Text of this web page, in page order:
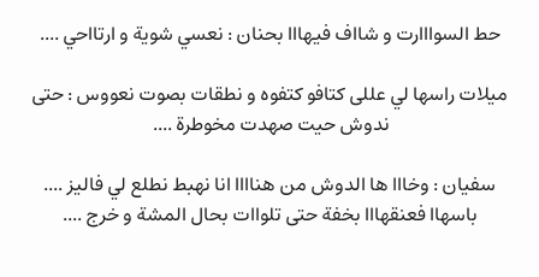
حط السوااارت و شااف فيهااا بحنان : نعسي شوية و ارتااحي ....
ميلات راسها لي عللى كتافو كتفوه و نطقات بصوت نعووس : حتى
ندوش حيت صهدت مخوطرة ....
سفيان : وخااا ها الدوش من هناااا انا نهبط نطلع لي فاليز ....
باسهاا فعنقهااا بخفة حتى تلواات بحال المشة و خرج ....